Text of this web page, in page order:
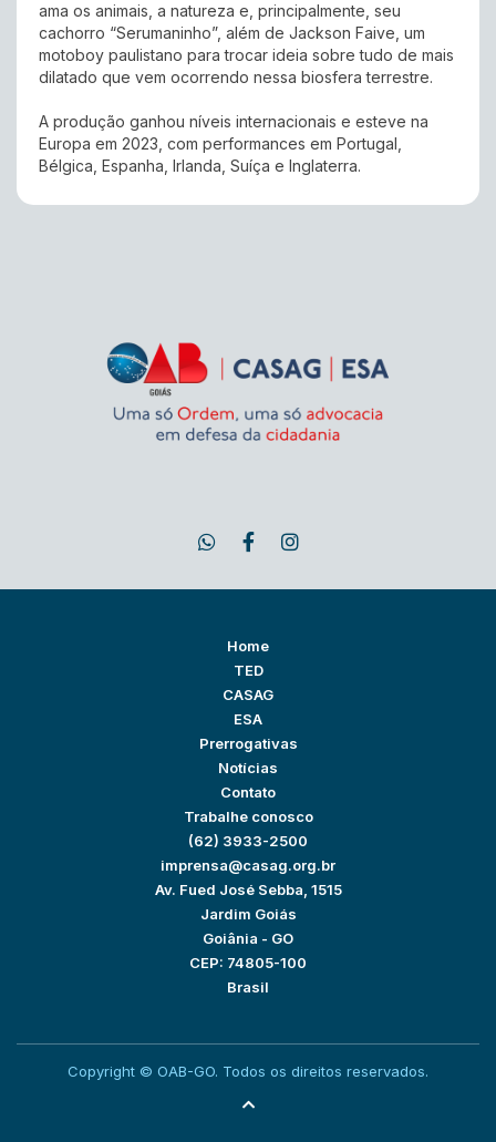
ama os animais, a natureza e, principalmente, seu
cachorro “Serumaninho”, além de Jackson Faive, um
motoboy paulistano para trocar ideia sobre tudo de mais
dilatado que vem ocorrendo nessa biosfera terrestre.
A produção ganhou níveis internacionais e esteve na
Europa em 2023, com performances em Portugal,
Bélgica, Espanha, Irlanda, Suíça e Inglaterra.
Home
TED
CASAG
ESA
Prerrogativas
Notícias
Contato
Trabalhe conosco
(62) 3933-2500
imprensa@casag.org.br
Av. Fued José Sebba, 1515
Jardim Goiás
Goiânia - GO
CEP: 74805-100
Brasil
Copyright © OAB-GO. Todos os direitos reservados.